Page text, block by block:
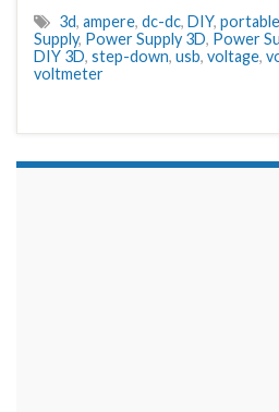
3d, ampere, dc-dc, DIY,
Supply, Power Supply 3D, Power
DIY 3D, step-down, usb, voltage,
voltmeter